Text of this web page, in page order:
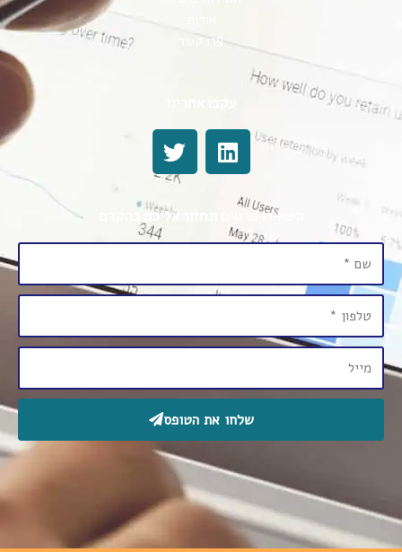
צרו קשר
השאירו פרטים ונחזור אליכם בהקדם
שלחו את הטופס